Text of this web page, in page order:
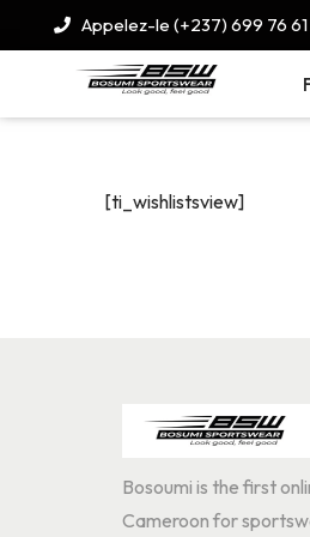
Appelez-le (+237) 699 76 61
[ti_wishlistsview]
Bosoumi is the first
Cameroon for